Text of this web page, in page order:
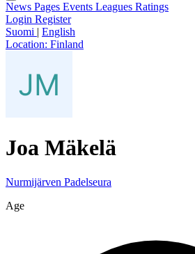
News Pages Events Leagues Ratings
Login Register
Suomi | English
Location: Finland
Joa Mäkelä
Nurmijärven Padelseura
Age